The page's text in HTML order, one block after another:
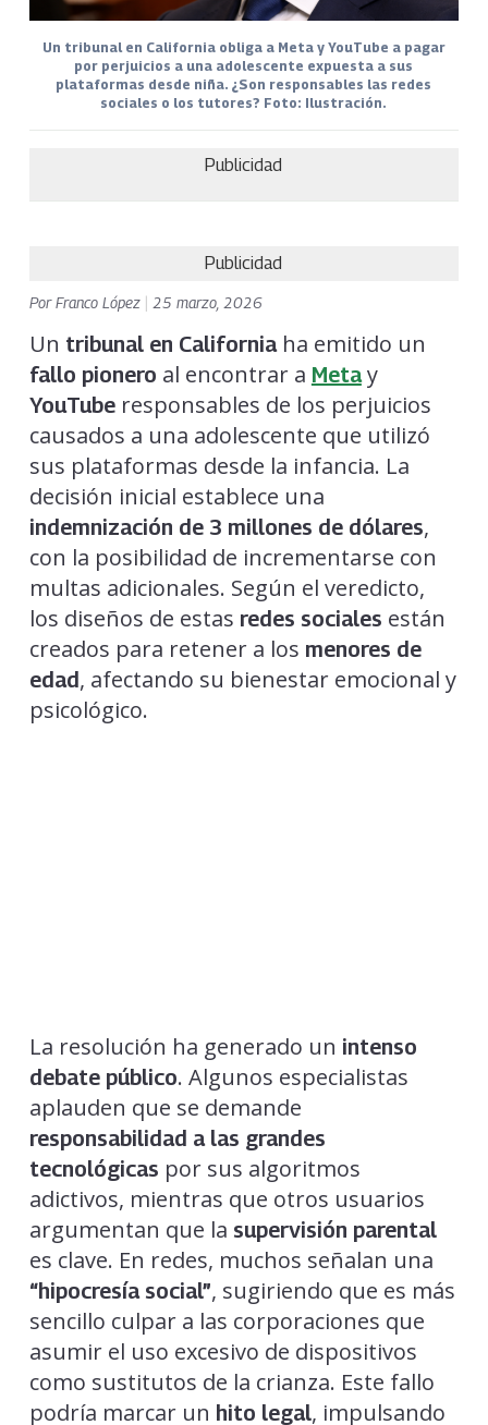
Un tribunal en California obliga a Meta y YouTube a pagar
por perjuicios a una adolescente expuesta a sus
plataformas desde niña. ¿Son responsables las redes
sociales o los tutores? Foto: Ilustración.
Publicidad
Publicidad
PorFranco López 25 marzo, 2026
Un tribunal en Californiaha emitido un
fallo pionero al encontrar a Metay
YouTuberesponsables de los perjuicios
causados a una adolescente que utilizó
sus plataformas desde la infancia. La
decisión inicial establece una
indemnización de 3 millones de dólares,
con la posibilidad de incrementarse con
multas adicionales. Según el veredicto,
los diseños de estas redes sociales están
creados para retener a los menores de
edad, afectando su bienestar emocional y
psicológico.
La resolución ha generado un intenso
debate público. Algunos especialistas
aplauden que se demande
responsabilidad a las grandes
tecnológicas por sus algoritmos
adictivos, mientras que otros usuarios
argumentan que la supervisión parental
es clave. En redes, muchos señalan una
“hipocresía social”, sugiriendo que es más
sencillo culpar a las corporaciones que
asumir el uso excesivo de dispositivos
como sustitutos de la crianza. Este fallo
podría marcar un hito legal, impulsando